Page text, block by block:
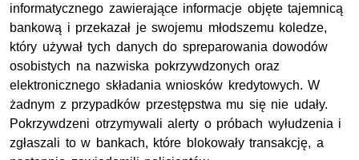
informatycznego zawierające informacje objęte tajemnicą
bankową i przekazał je swojemu młodszemu koledze,
który używał tych danych do spreparowania dowodów
osobistych na nazwiska pokrzywdzonych oraz
elektronicznego składania wniosków kredytowych. W
żadnym z przypadków przestępstwa mu się nie udały.
Pokrzywdzeni otrzymywali alerty o próbach wyłudzenia i
zgłaszali to w bankach, które blokowały transakcję, a